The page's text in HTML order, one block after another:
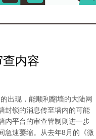
内容
出现，能顺利翻墙的大陆网
封锁的消息传至墙内的可能
内平台的审查管制则进一步
急速萎缩。从去年8月的《微